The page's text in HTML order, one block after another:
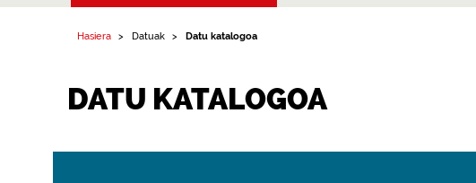
Foral de Bizkaia
Hasiera Datuak Datu katalogoa
DATU KATALOGOA